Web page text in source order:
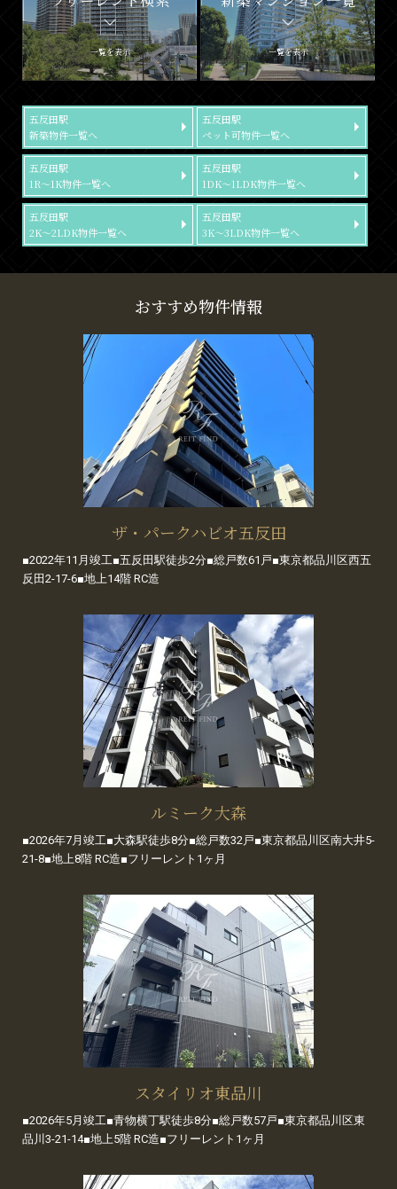
一覧を表示 一覧を表示
五反田駅
新築物件一覧へ
五反田駅
ペット可物件一覧へ
五反田駅
1R～1K物件一覧へ
五反田駅
1DK～1LDK物件一覧へ
五反田駅
2K～2LDK物件一覧へ
五反田駅
3K～3LDK物件一覧へ
おすすめ物件情報
ザ・パークハビオ五反田
■2022年11月竣工■五反田駅徒歩2分■総戸数61戸■東京都品川区西五
反田2-17-6■地上14階 RC造
ルミーク大森
■2026年7月竣工■大森駅徒歩8分■総戸数32戸■東京都品川区南大井5-
21-8■地上8階 RC造■フリーレント1ヶ月
スタイリオ東品川
■2026年5月竣工■青物横丁駅徒歩8分■総戸数57戸■東京都品川区東
品川3-21-14■地上5階 RC造■フリーレント1ヶ月